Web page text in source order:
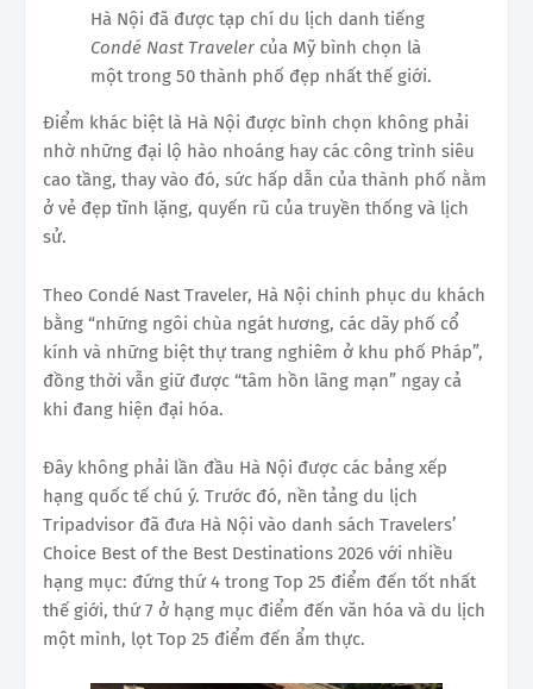
Hà Nội đã được tạp chí du lịch danh tiếng
Condé Nast Traveler của Mỹ bình chọn là
một trong 50 thành phố đẹp nhất thế giới.
Điểm khác biệt là Hà Nội được bình chọn không phải
nhờ những đại lộ hào nhoáng hay các công trình siêu
cao tầng, thay vào đó, sức hấp dẫn của thành phố nằm
ở vẻ đẹp tĩnh lặng, quyến rũ của truyền thống và lịch
sử.
Theo Condé Nast Traveler, Hà Nội chinh phục du khách
bằng “những ngôi chùa ngát hương, các dãy phố cổ
kính và những biệt thự trang nghiêm ở khu phố Pháp”,
đồng thời vẫn giữ được “tâm hồn lãng mạn” ngay cả
khi đang hiện đại hóa.
Đây không phải lần đầu Hà Nội được các bảng xếp
hạng quốc tế chú ý. Trước đó, nền tảng du lịch
Tripadvisor đã đưa Hà Nội vào danh sách Travelers’
Choice Best of the Best Destinations 2026 với nhiều
hạng mục: đứng thứ 4 trong Top 25 điểm đến tốt nhất
thế giới, thứ 7 ở hạng mục điểm đến văn hóa và du lịch
một mình, lọt Top 25 điểm đến ẩm thực.